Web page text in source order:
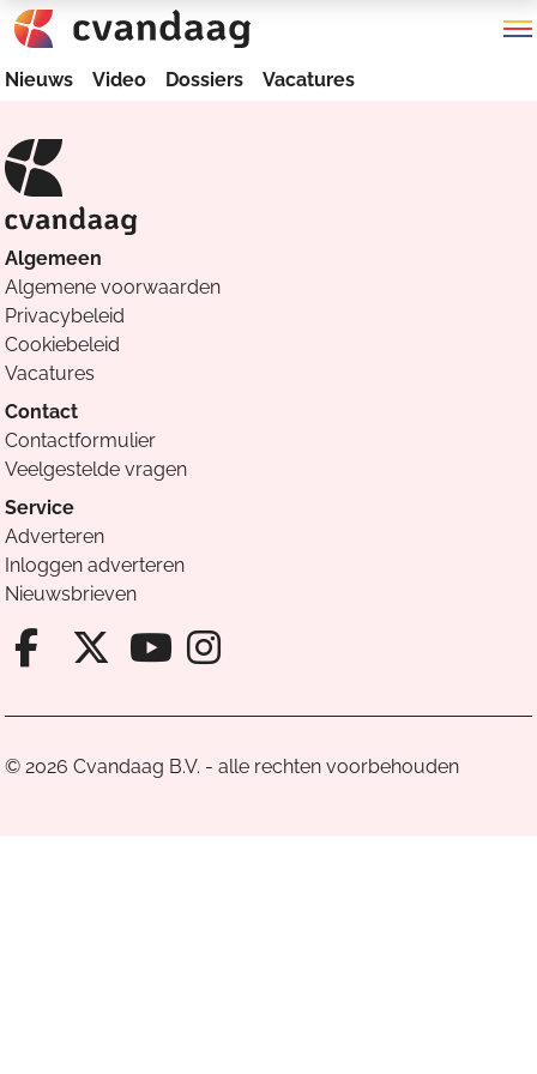
Nieuws Video Dossiers Vacatures
Algemeen
Algemene voorwaarden
Privacybeleid
Cookiebeleid
Vacatures
Contact
Contactformulier
Veelgestelde vragen
Service
Adverteren
Inloggen adverteren
Nieuwsbrieven
Facebook van Cvandaag
X van Cvandaag
Instagram van
© 2026 Cvandaag B.V. - alle rechten voorbehouden